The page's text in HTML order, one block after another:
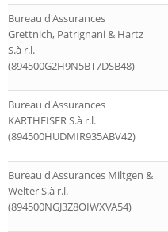
Bureau d'Assurances
Grettnich, Patrignani & Hartz
S.à r.l.
(894500G2H9N5BT7DSB48)
Bureau d'Assurances
KARTHEISER S.à r.l.
(894500HUDMIR935ABV42)
Bureau d'Assurances Miltgen &
Welter S.à r.l.
(894500NGJ3Z8OIWXVA54)